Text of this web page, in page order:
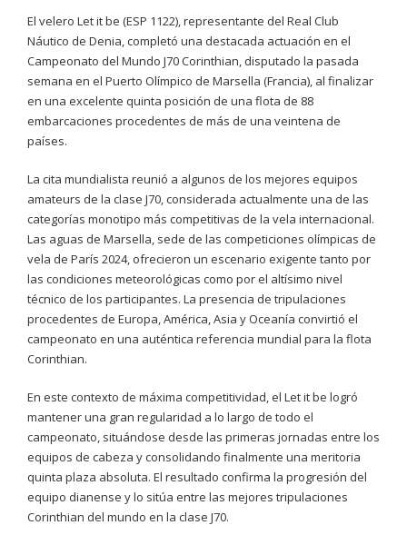
El velero Let it be (ESP 1122), representante del Real Club
Náutico de Denia, completó una destacada actuación en el
Campeonato del Mundo J70 Corinthian, disputado la pasada
semana en el Puerto Olímpico de Marsella (Francia), al finalizar
en una excelente quinta posición de una flota de 88
embarcaciones procedentes de más de una veintena de
países.
La cita mundialista reunió a algunos de los mejores equipos
amateurs de la clase J70, considerada actualmente una de las
categorías monotipo más competitivas de la vela internacional.
Las aguas de Marsella, sede de las competiciones olímpicas de
vela de París 2024, ofrecieron un escenario exigente tanto por
las condiciones meteorológicas como por el altísimo nivel
técnico de los participantes. La presencia de tripulaciones
procedentes de Europa, América, Asia y Oceanía convirtió el
campeonato en una auténtica referencia mundial para la flota
Corinthian.
En este contexto de máxima competitividad, el Let it be logró
mantener una gran regularidad a lo largo de todo el
campeonato, situándose desde las primeras jornadas entre los
equipos de cabeza y consolidando finalmente una meritoria
quinta plaza absoluta. El resultado confirma la progresión del
equipo dianense y lo sitúa entre las mejores tripulaciones
Corinthian del mundo en la clase J70.